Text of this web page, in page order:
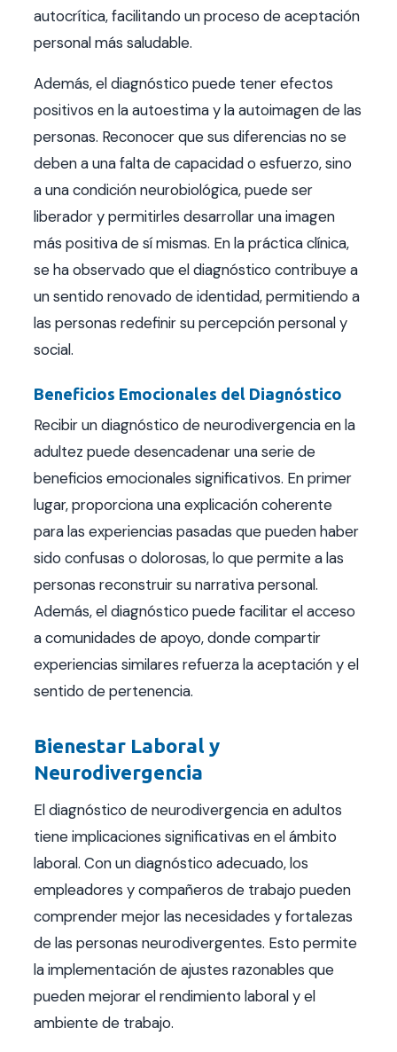
autocrítica, facilitando un proceso de aceptación
personal más saludable.
Además, el diagnóstico puede tener efectos
positivos en la autoestima y la autoimagen de las
personas. Reconocer que sus diferencias no se
deben a una falta de capacidad o esfuerzo, sino
a una condición neurobiológica, puede ser
liberador y permitirles desarrollar una imagen
más positiva de sí mismas. En la práctica clínica,
se ha observado que el diagnóstico contribuye a
un sentido renovado de identidad, permitiendo a
las personas redefinir su percepción personal y
social.
Beneficios Emocionales del Diagnóstico
Recibir un diagnóstico de neurodivergencia en la
adultez puede desencadenar una serie de
beneficios emocionales significativos. En primer
lugar, proporciona una explicación coherente
para las experiencias pasadas que pueden haber
sido confusas o dolorosas, lo que permite a las
personas reconstruir su narrativa personal.
Además, el diagnóstico puede facilitar el acceso
a comunidades de apoyo, donde compartir
experiencias similares refuerza la aceptación y el
sentido de pertenencia.
Bienestar Laboral y
Neurodivergencia
El diagnóstico de neurodivergencia en adultos
tiene implicaciones significativas en el ámbito
laboral. Con un diagnóstico adecuado, los
empleadores y compañeros de trabajo pueden
comprender mejor las necesidades y fortalezas
de las personas neurodivergentes. Esto permite
la implementación de ajustes razonables que
pueden mejorar el rendimiento laboral y el
ambiente de trabajo.